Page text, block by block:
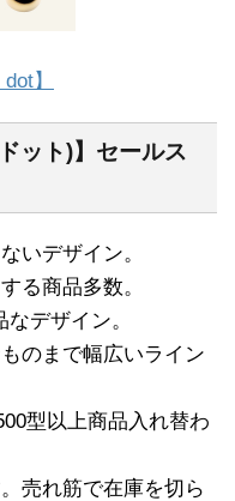
】
ット)】セールス
いデザイン。
る商品多数。
デザイン。
のまで幅広いライン
型以上商品入れ替わ
売れ筋で在庫を切ら